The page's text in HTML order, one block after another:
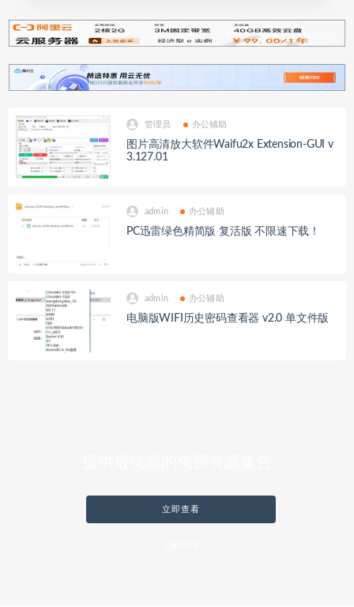
管理员 办公辅助
图片高清放大软件Waifu2x Extension-GUI v
3.127.01
admin 办公辅助
PC迅雷绿色精简版 复活版 不限速下载！
admin 办公辅助
电脑版WIFI历史密码查看器 v2.0 单文件版
立即查看